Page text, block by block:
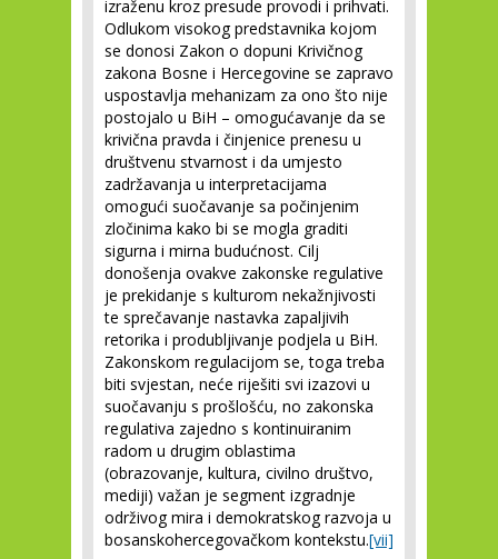
izraženu kroz presude provodi i prihvati.
Odlukom visokog predstavnika kojom
se donosi Zakon o dopuni Krivičnog
zakona Bosne i Hercegovine se zapravo
uspostavlja mehanizam za ono što nije
postojalo u BiH – omogućavanje da se
krivična pravda i činjenice prenesu u
društvenu stvarnost i da umjesto
zadržavanja u interpretacijama
omogući suočavanje sa počinjenim
zločinima kako bi se mogla graditi
sigurna i mirna budućnost. Cilj
donošenja ovakve zakonske regulative
je prekidanje s kulturom nekažnjivosti
te sprečavanje nastavka zapaljivih
retorika i produbljivanje podjela u BiH.
Zakonskom regulacijom se, toga treba
biti svjestan, neće riješiti svi izazovi u
suočavanju s prošlošću, no zakonska
regulativa zajedno s kontinuiranim
radom u drugim oblastima
(obrazovanje, kultura, civilno društvo,
mediji) važan je segment izgradnje
održivog mira i demokratskog razvoja u
bosanskohercegovačkom kontekstu.[vii]